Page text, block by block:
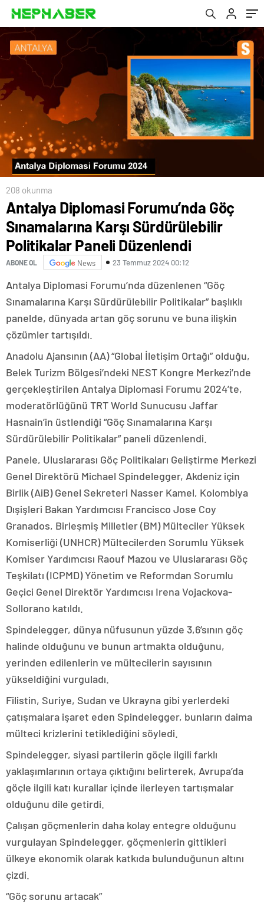
208 okunma
Antalya Diplomasi Forumu’nda Göç
Sınamalarına Karşı Sürdürülebilir
Politikalar Paneli Düzenlendi
ABONE OL News 23 Temmuz 2024 00:12
Antalya Diplomasi Forumu’nda düzenlenen “Göç
Sınamalarına Karşı Sürdürülebilir Politikalar” başlıklı
panelde, dünyada artan göç sorunu ve buna ilişkin
çözümler tartışıldı.
Anadolu Ajansının (AA) “Global İletişim Ortağı” olduğu,
Belek Turizm Bölgesi’ndeki NEST Kongre Merkezi’nde
gerçekleştirilen Antalya Diplomasi Forumu 2024’te,
moderatörlüğünü TRT World Sunucusu Jaffar
Hasnain’in üstlendiği “Göç Sınamalarına Karşı
Sürdürülebilir Politikalar” paneli düzenlendi.
Panele, Uluslararası Göç Politikaları Geliştirme Merkezi
Genel Direktörü Michael Spindelegger, Akdeniz için
Birlik (AiB) Genel Sekreteri Nasser Kamel, Kolombiya
Dışişleri Bakan Yardımcısı Francisco Jose Coy
Granados, Birleşmiş Milletler (BM) Mülteciler Yüksek
Komiserliği (UNHCR) Mültecilerden Sorumlu Yüksek
Komiser Yardımcısı Raouf Mazou ve Uluslararası Göç
Teşkilatı (ICPMD) Yönetim ve Reformdan Sorumlu
Geçici Genel Direktör Yardımcısı Irena Vojackova-
Sollorano katıldı.
Spindelegger, dünya nüfusunun yüzde 3,6’sının göç
halinde olduğunu ve bunun artmakta olduğunu,
yerinden edilenlerin ve mültecilerin sayısının
yükseldiğini vurguladı.
Filistin, Suriye, Sudan ve Ukrayna gibi yerlerdeki
çatışmalara işaret eden Spindelegger, bunların daima
mülteci krizlerini tetiklediğini söyledi.
Spindelegger, siyasi partilerin göçle ilgili farklı
yaklaşımlarının ortaya çıktığını belirterek, Avrupa’da
göçle ilgili katı kurallar içinde ilerleyen tartışmalar
olduğunu dile getirdi.
Çalışan göçmenlerin daha kolay entegre olduğunu
vurgulayan Spindelegger, göçmenlerin gittikleri
ülkeye ekonomik olarak katkıda bulunduğunun altını
çizdi.
“Göç sorunu artacak”